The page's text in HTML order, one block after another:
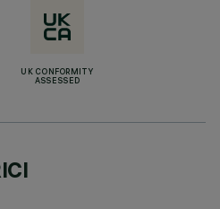
UK CONFORMITY
ASSESSED